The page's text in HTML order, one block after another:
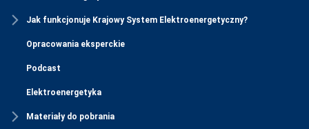
Jak funkcjonuje Krajowy System Elektroenergetyczny?
Opracowania eksperckie
Podcast
Elektroenergetyka
Materiały do pobrania